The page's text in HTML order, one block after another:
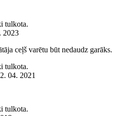
tulkota.
2023
ceļš varētu būt nedaudz garāks.
tulkota.
04. 2021
tulkota.